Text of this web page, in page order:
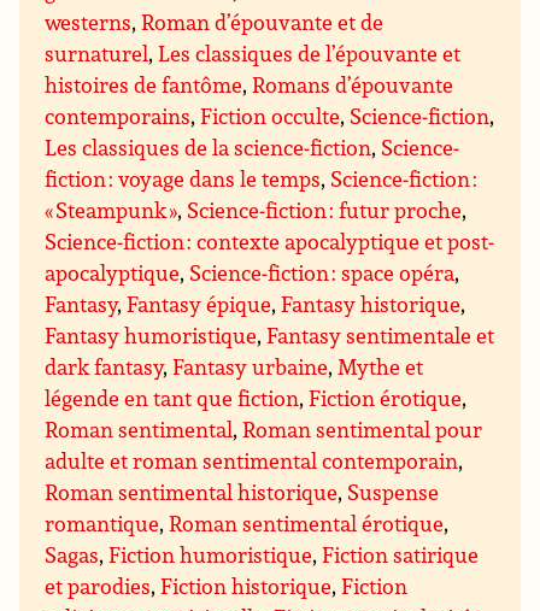
westerns,Roman d’épouvante et de
surnaturel,Les classiques de l’épouvante et
histoires de fantôme,Romans d’épouvante
contemporains,Fiction occulte, Science-fiction,
Les classiques de la science-fiction, Science-
fiction : voyage dans le temps, Science-fiction :
« Steampunk », Science-fiction : futur proche,
Science-fiction : contexte apocalyptique et post-
apocalyptique, Science-fiction : space opéra,
Fantasy,Fantasy épique,Fantasy historique,
Fantasy humoristique,Fantasy sentimentale et
dark fantasy,Fantasy urbaine,Mythe et
légende en tant que fiction,Fiction érotique,
Roman sentimental,Roman sentimental pour
adulte et roman sentimental contemporain,
Roman sentimental historique, Suspense
romantique,Roman sentimental érotique,
Sagas,Fiction humoristique,Fiction satirique
et parodies,Fiction historique,Fiction